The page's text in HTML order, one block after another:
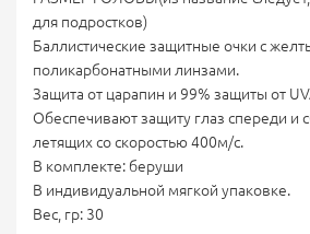
для подростков)
Баллистические защитные очки c
поликарбонатными линзами.
Защита от царапин и 99% защиты от
Обеспечивают защиту глаз спереди и
летящих со скоростью 400м/с.
В комплекте: беруши
В индивидуальной мягкой упаковке.
Вес, гр: 30